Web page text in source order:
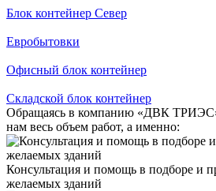
Блок контейнер Север
Евробытовки
Офисный блок контейнер
Складской блок контейнер
Обращаясь в компанию «ДВК
нам весь объем работ, а именно:
Консультация и помощь в подборе и
желаемых зданий